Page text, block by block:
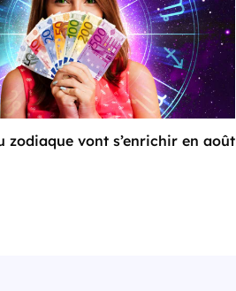
zodiaque vont s’enrichir en août